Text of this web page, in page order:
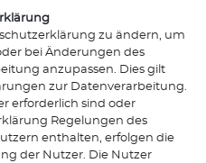
zu ändern, um
bei Änderungen des
anzupassen. Dies gilt
zur Datenverarbeitung.
erforderlich sind oder
Regelungen des
enthalten, erfolgen die
der Nutzer. Die Nutzer